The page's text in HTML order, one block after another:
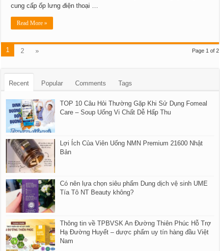
cung cấp ốp lưng điện thoại …
Read More »
Page 1 of 2
1 2 »
Recent Popular Comments Tags
TOP 10 Câu Hỏi Thường Gặp Khi Sử Dụng Fomeal
Care – Soup Uống Vi Chất Dễ Hấp Thu
Lợi Ích Của Viên Uống NMN Premium 21600 Nhật
Bản
Có nên lựa chọn siêu phẩm Dung dịch vệ sinh UME
Tía Tô NT Beauty không?
Thông tin về TPBVSK An Đường Thiên Phúc Hỗ Trợ
Hạ Đường Huyết – dược phẩm uy tín hàng đầu Việt
Nam